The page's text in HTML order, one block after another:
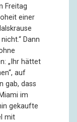
Freitag
einer
Dann
„Ihr hättet
auf
gab, dass
im
gekaufte
mit